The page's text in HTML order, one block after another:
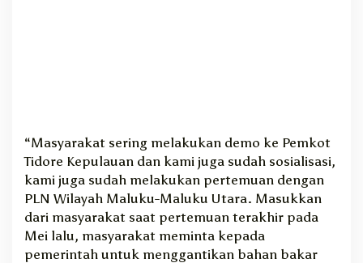
“Masyarakat sering melakukan demo ke Pemkot
Tidore Kepulauan dan kami juga sudah sosialisasi,
kami juga sudah melakukan pertemuan dengan
PLN Wilayah Maluku-Maluku Utara. Masukkan
dari masyarakat saat pertemuan terakhir pada
Mei lalu, masyarakat meminta kepada
pemerintah untuk menggantikan bahan bakar